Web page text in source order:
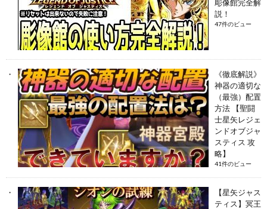
彫像館完全解
説！
47件のビュー
《徹底解説》
神器の適切な
（最強）配置
方法 【聖闘
士星矢レジェ
ンドオブジャ
スティス 攻
略】
41件のビュー
【星矢ジャス
ティス】冥王